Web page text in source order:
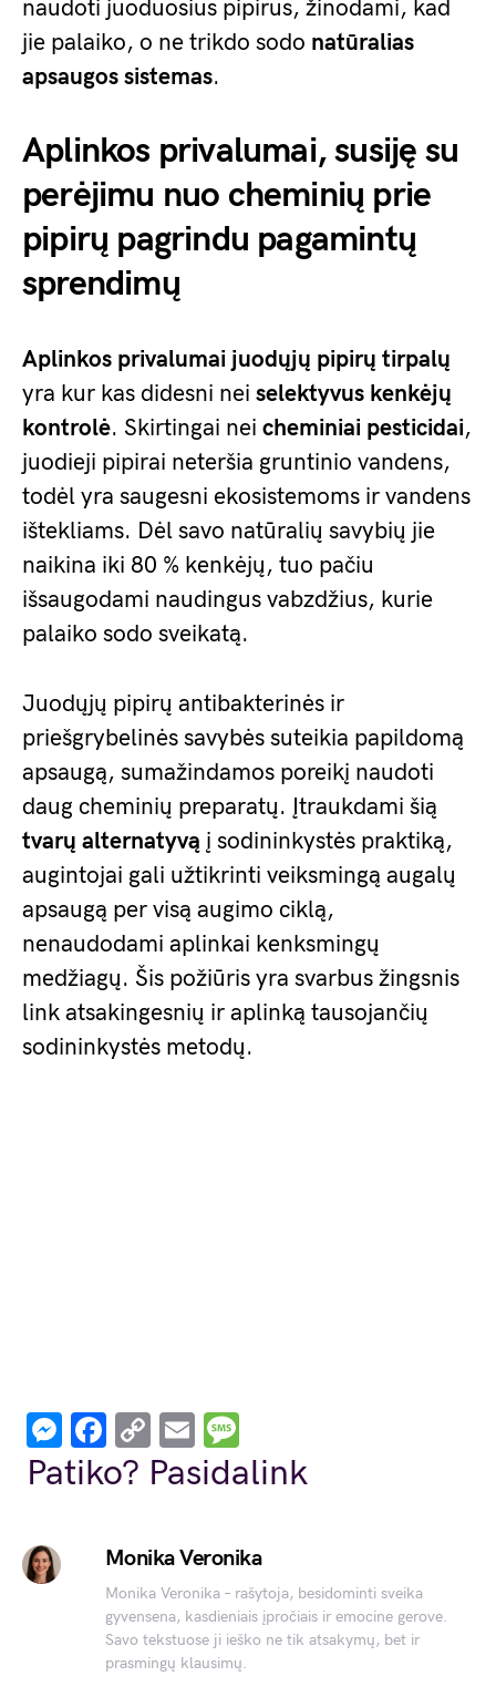
naudoti juoduosius pipirus, žinodami, kad
jie palaiko, o ne trikdo sodo natūralias
apsaugos sistemas.
Aplinkos privalumai, susiję su
perėjimu nuo cheminių prie
pipirų pagrindu pagamintų
sprendimų
Aplinkos privalumai juodųjų pipirų tirpalų
yra kur kas didesni nei selektyvus kenkėjų
kontrolė. Skirtingai nei cheminiai pesticidai,
juodieji pipirai neteršia gruntinio vandens,
todėl yra saugesni ekosistemoms ir vandens
ištekliams. Dėl savo natūralių savybių jie
naikina iki 80 % kenkėjų, tuo pačiu
išsaugodami naudingus vabzdžius, kurie
palaiko sodo sveikatą.
Juodųjų pipirų antibakterinės ir
priešgrybelinės savybės suteikia papildomą
apsaugą, sumažindamos poreikį naudoti
daug cheminių preparatų. Įtraukdami šią
tvarų alternatyvą į sodininkystės praktiką,
augintojai gali užtikrinti veiksmingą augalų
apsaugą per visą augimo ciklą,
nenaudodami aplinkai kenksmingų
medžiagų. Šis požiūris yra svarbus žingsnis
link atsakingesnių ir aplinką tausojančių
sodininkystės metodų.
Messenger
Facebook
Copy
Link
Email
Patiko? Pasidalink
Monika Veronika
Monika Veronika – rašytoja, besidominti sveika
gyvensena, kasdieniais įpročiais ir emocine gerove.
Savo tekstuose ji ieško ne tik atsakymų, bet ir
prasmingų klausimų.